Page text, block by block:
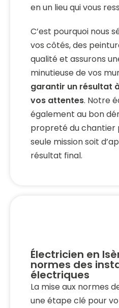
en un lieu qui vous
C’est pourquoi nous
vos côtés, des
qualité et assurons
minutieuse de vos
garantir un résultat
vos attentes. Notre
également au bon
propreté du chantier
seule mission soit
résultat final.
Électricien en
normes des
électriques
La mise aux normes
une étape clé pour